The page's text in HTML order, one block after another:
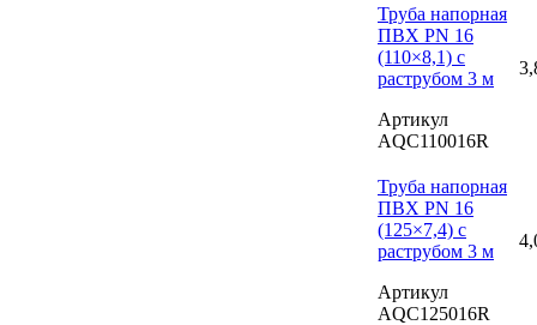
Труба напорная
ПВХ PN 16
(110×8,1) с
раструбом 3 м
Артикул
AQC110016R
Труба напорная
ПВХ PN 16
(125×7,4) с
раструбом 3 м
Артикул
AQC125016R